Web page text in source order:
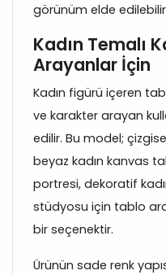
görünüm elde
Kadın Temalı
Arayanlar İçin
Kadın figürü içeren
ve karakter arayan
edilir. Bu model;
beyaz kadın kanvas
portresi, dekoratif
stüdyosu için tablo
bir seçenektir.
Ürünün sade renk